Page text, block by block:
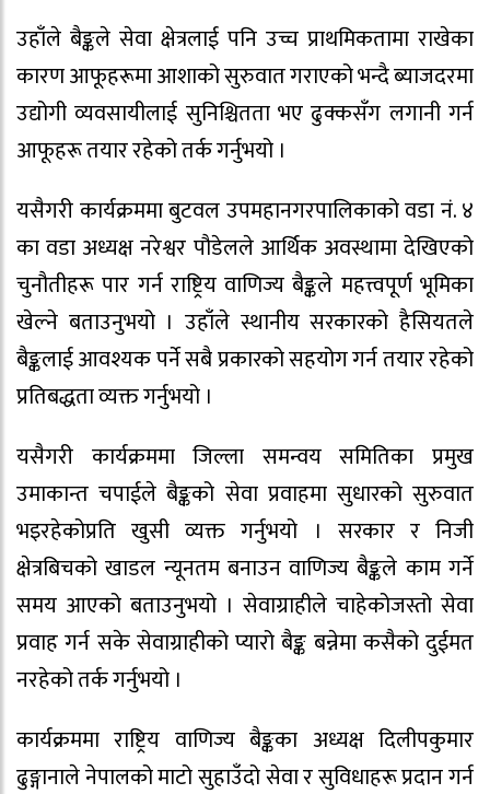
उहाँले बैङ्कले सेवा क्षेत्रलाई पनि उच्च प्राथमिकतामा राखेका
कारण आफूहरूमा आशाको सुरुवात गराएको भन्दै ब्याजदरमा
उद्योगी व्यवसायीलाई सुनिश्चितता भए ढुक्कसँग लगानी गर्न
आफूहरू तयार रहेको तर्क गर्नुभयो ।
यसैगरी कार्यक्रममा बुटवल उपमहानगरपालिकाको वडा नं. ४
का वडा अध्यक्ष नरेश्वर पौडेलले आर्थिक अवस्थामा देखिएको
चुनौतीहरू पार गर्न राष्ट्रिय वाणिज्य बैङ्कले महत्त्वपूर्ण भूमिका
खेल्ने बताउनुभयो । उहाँले स्थानीय सरकारको हैसियतले
बैङ्कलाई आवश्यक पर्ने सबै प्रकारको सहयोग गर्न तयार रहेको
प्रतिबद्धता व्यक्त गर्नुभयो ।
यसैगरी कार्यक्रममा जिल्ला समन्वय समितिका प्रमुख
उमाकान्त चपाईले बैङ्कको सेवा प्रवाहमा सुधारको सुरुवात
भइरहेकोप्रति खुसी व्यक्त गर्नुभयो । सरकार र निजी
क्षेत्रबिचको खाडल न्यूनतम बनाउन वाणिज्य बैङ्कले काम गर्ने
समय आएको बताउनुभयो । सेवाग्राहीले चाहेकोजस्तो सेवा
प्रवाह गर्न सके सेवाग्राहीको प्यारो बैङ्क बन्नेमा कसैको दुईमत
नरहेको तर्क गर्नुभयो ।
कार्यक्रममा राष्ट्रिय वाणिज्य बैङ्कका अध्यक्ष दिलीपकुमार
ढुङ्गानाले नेपालको माटो सुहाउँदो सेवा र सुविधाहरू प्रदान गर्न